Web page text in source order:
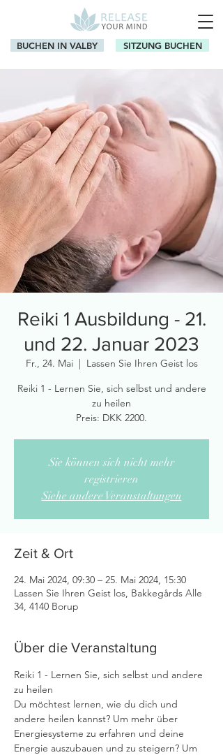
BUCHEN IN VALBY SITZUNG BUCHEN
Reiki 1 Ausbildung - 21.
und 22. Januar 2023
Fr., 24. Mai
  |
Lassen Sie Ihren Geist los
Reiki 1 - Lernen Sie, sich selbst und andere
zu heilen
Sie können sich nicht mehr
registrieren
Siehe andere Veranstaltungen
Zeit & Ort
24. Mai 2024, 09:30 – 25. Mai 2024, 15:30
Lassen Sie Ihren Geist los, Bakkegårds Alle
34, 4140 Borup
Über die Veranstaltung
Reiki 1 - Lernen Sie, sich selbst und andere
zu heilen
Du möchtest lernen, wie du dich und
andere heilen kannst? Um mehr über
Energiesysteme zu erfahren und deine
Energie auszubauen und zu steigern? Um